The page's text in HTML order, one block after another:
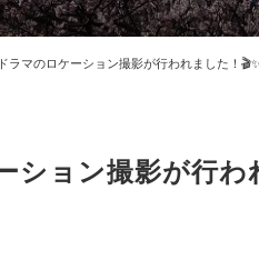
ラマのロケーション撮影が行われました！🎬✨
ション撮影が行わ